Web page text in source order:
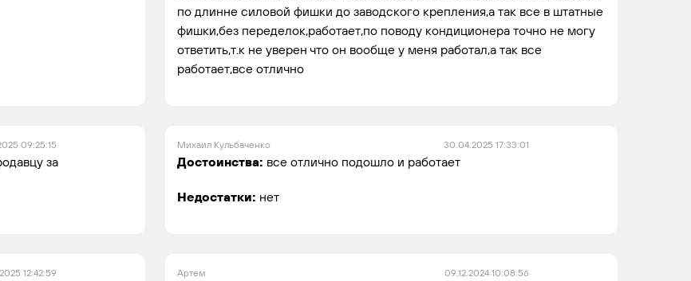
по длинне силовой фишки до заводского крепления,а так все в штатные
фишки,без переделок,работает,по поводу кондиционера точно не могу
ответить,т.к не уверен что он вообще у меня работал,а так все
работает,все отлично
09:25:15
за
Михаил Кульбаченко 30.04.2025 17:33:01
Достоинства: все отлично подошло и работает
Недостатки: нет
12:42:59 Артем 09.12.2024 10:08:56